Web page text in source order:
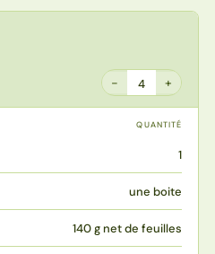
− 4 +
QUANTITÉ
1
une boite
140 g net de feuilles